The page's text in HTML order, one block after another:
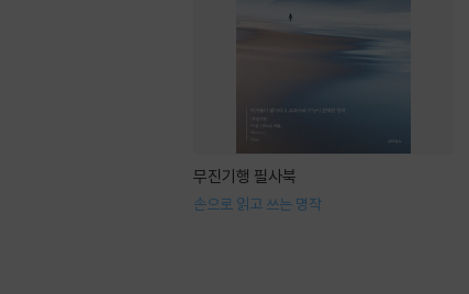
무진기행 필사북
손으로 읽고 쓰는 명작